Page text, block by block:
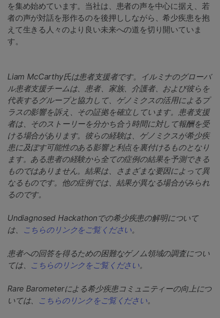
を集め始めています。当社は、患者の声を中心に据え、若
者の声が対話を形作るのを後押ししながら、希少疾患を抱
えて生きる人々のより良い未来への道を切り開いていま
す。
Liam McCarthy氏は患者支援者です。イルミナのグローバ
ル患者支援チームは、患者、家族、介護者、および彼らを
代表するグループと協力して、ゲノミクスの活用によるプ
ラスの影響を訴え、その証拠を確立しています。患者支援
者は、そのストーリーを分かち合う時間に対して報酬を受
ける場合があります。彼らの経験は、ゲノミクスが希少疾
患に及ぼす可能性のある影響と利点を裏付けるものとなり
ます。ある患者の経験から全ての症例の結果を予測できる
ものではありません。結果は、さまざまな要因によって異
なるものです。他の症例では、結果が異なる場合がみられ
るのです。
Undiagnosed Hackathonでの希少疾患の解明について
は、
こちらのリンクをご覧ください。
患者への回答を得るための困難なゲノム領域の調査につい
ては、 こちらのリンクをご覧ください。
Rare Barometerによる希少疾患コミュニティーの向上につ
いては、 こちらのリンクをご覧ください。